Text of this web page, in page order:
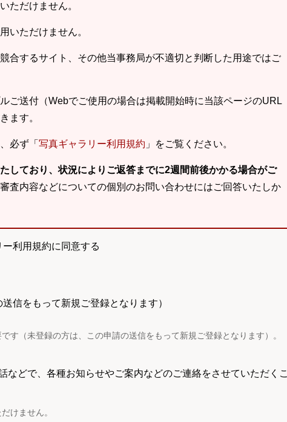
ただけません。
いただけません。
合するサイト、その他当事務局が不適切と判断した用途ではご
ご送付（Webでご使用の場合は掲載開始時に当該ページのURL
ます。
必ず「 写真ギャラリー利用規約 」をご覧ください。
しており、状況によりご返答までに2週間前後かかる場合がご
査内容などについての個別のお問い合わせにはご回答いたしか
利用規約に同意する
信をもって新規ご登録となります）
す（未登録の方は、この申請の送信をもって新規ご登録となります）。
などで、各種お知らせやご案内などのご連絡をさせていただくこ
けません。